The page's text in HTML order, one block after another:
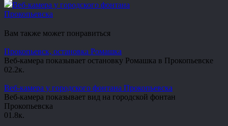
Веб-камера у городского фонтана
Прокопьевска
Вам также может понравиться
Прокопьевск, остановка Ромашка
Веб-камера показывает остановку Ромашка в Прокопьевске
02.2к.
Веб-камера у городского фонтана Прокопьевска
Веб-камера показывает вид на городской фонтан
Прокопьевска
01.8к.